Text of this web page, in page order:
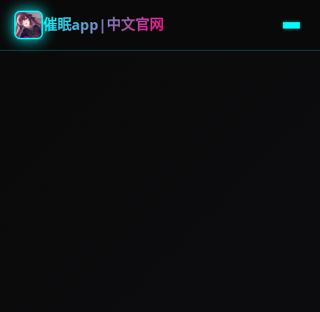
催眠app|中文官网